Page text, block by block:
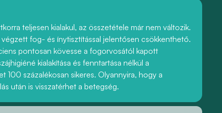
teljesen kialakul, az összetétele már nem változik.
fog- és ínytisztítással jelentősen csökkenthető.
pontosan kövesse a fogorvosától kapott
kialakítása és fenntartása nélkül a
100 százalékosan sikeres. Olyannyira, hogy a
után is visszatérhet a betegség.